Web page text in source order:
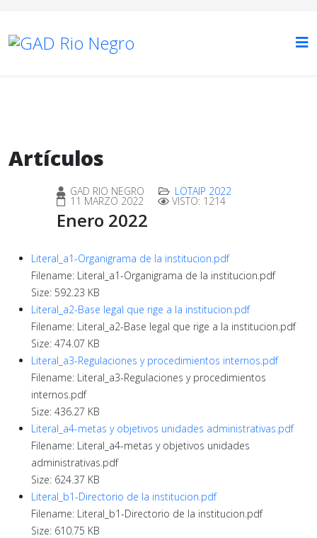
Artículos
GAD RIO NEGRO LOTAIP 2022
11 MARZO 2022 VISTO: 1214
Enero 2022
Literal_a1-Organigrama de la institucion.pdf
Filename: Literal_a1-Organigrama de la institucion.pdf
Size: 592.23 KB
Literal_a2-Base legal que rige a la institucion.pdf
Filename: Literal_a2-Base legal que rige a la institucion.pdf
Size: 474.07 KB
Literal_a3-Regulaciones y procedimientos internos.pdf
Filename: Literal_a3-Regulaciones y procedimientos
internos.pdf
Size: 436.27 KB
Literal_a4-metas y objetivos unidades administrativas.pdf
Filename: Literal_a4-metas y objetivos unidades
administrativas.pdf
Size: 624.37 KB
Literal_b1-Directorio de la institucion.pdf
Filename: Literal_b1-Directorio de la institucion.pdf
Size: 610.75 KB